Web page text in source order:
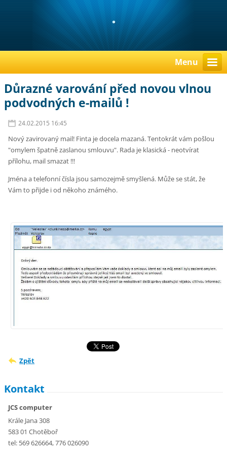
.
Menu
Důrazné varování před novou vlnou
podvodných e-mailů !
24.02.2015 16:45
Nový zavirovaný mail! Finta je docela mazaná. Tentokrát vám pošlou
"omylem špatně zaslanou smlouvu". Rada je klasická - neotvírat
přílohu, mail smazat !!!
Jména a telefonní čísla jsou samozejmě smyšlená. Může se stát, že
Vám to přijde i od někoho známého.
Zpět
Kontakt
JCS computer
Krále Jana 308
583 01 Chotěboř
tel: 569 626664, 776 026090